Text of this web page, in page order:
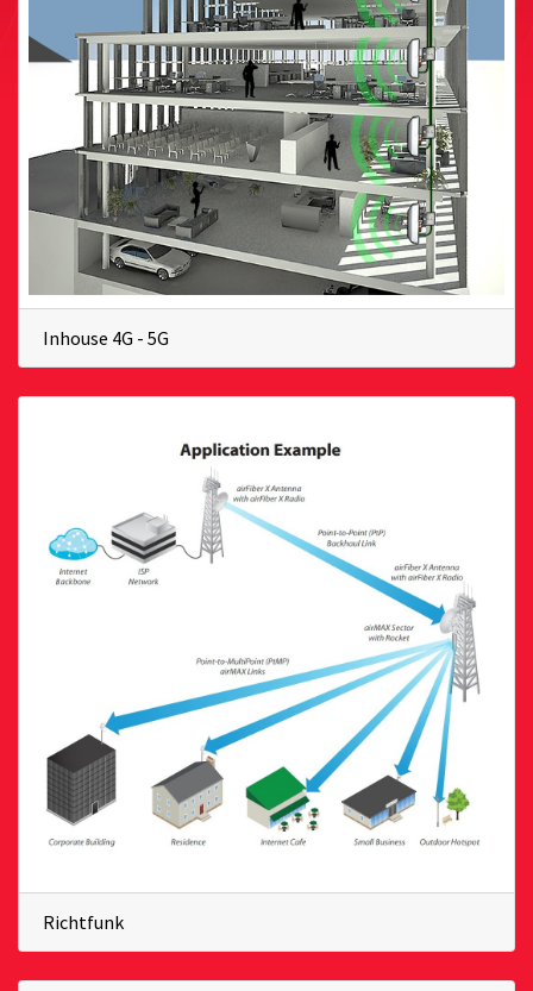
Inhouse 4G - 5G
Richtfunk